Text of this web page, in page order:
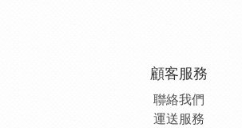
顧客服務
聯絡我們
運送服務